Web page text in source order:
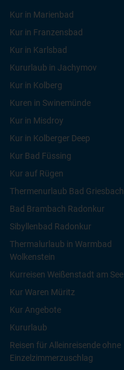
Kur in Marienbad
Kur in Franzensbad
Kur in Karlsbad
Kururlaub in Jachymov
Kur in Kolberg
Kuren in Swinemünde
Kur in Misdroy
Kur in Kolberger Deep
Kur Bad Füssing
Kur auf Rügen
Thermenurlaub Bad Griesbach
Bad Brambach Radonkur
Sibyllenbad Radonkur
Thermalurlaub in Warmbad
Wolkenstein
Kurreisen Weißenstadt am See
Kur Waren Müritz
Kur Angebote
Kururlaub
Reisen für Alleinreisende ohne
Einzelzimmerzuschlag